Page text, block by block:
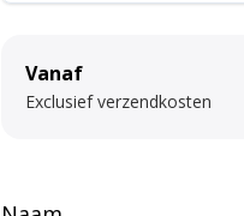
Vanaf
Exclusief verzendkosten